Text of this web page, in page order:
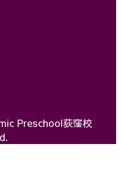
Preschool荻窪校